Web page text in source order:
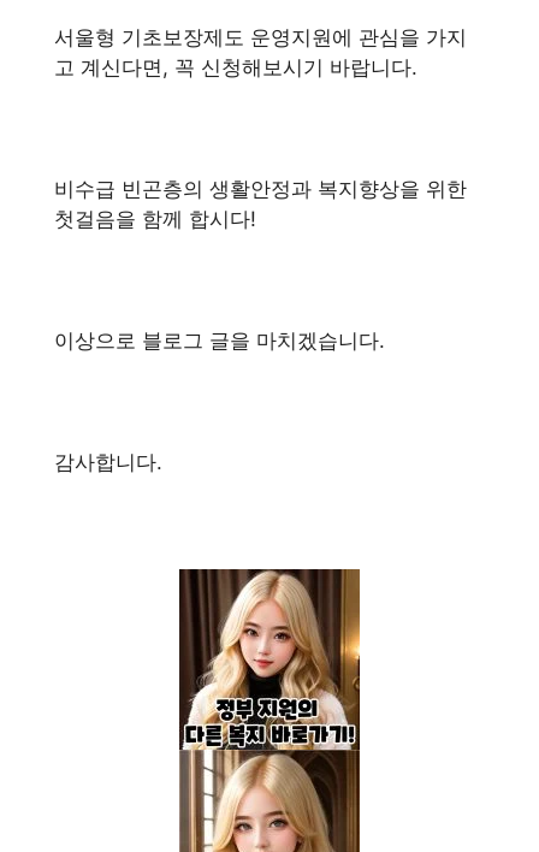
서울형 기초보장제도 운영지원에 관심을 가지
고 계신다면, 꼭 신청해보시기 바랍니다.
비수급 빈곤층의 생활안정과 복지향상을 위한
첫걸음을 함께 합시다!
이상으로 블로그 글을 마치겠습니다.
감사합니다.